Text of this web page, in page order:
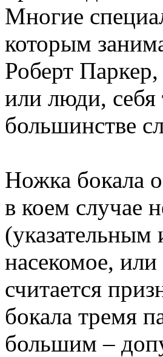
Многие
которым
Роберт
или люди,
большинстве
Ножка бокала
в коем случае
насекомое,
считается
бокала тремя
большим –